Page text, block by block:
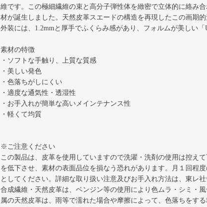
維です。この極細繊維の束と高分子弾性体を緻密で立体的に絡み
材が誕生しました。天然皮革スエードの構造を再現したこの画期
外装には、1.2mmと厚手でふくらみ感があり、フォルムが美しい「
素材の特徴
・ソフトな手触り、上質な質感
・美しい発色
・色落ちがしにくい
・適度な通気性・透湿性
・お手入れが簡単な高いメインテナンス性
・軽くて均質
※ご注意ください
この製品は、皮革を使用していますので洗濯・洗剤の使用は控え
を低下させ、素材の表面品位を損なう恐れがあります。月１回程
としてください。詳細な取り扱い注意及びお手入れ方法は、東レ
合成繊維・天然皮革は、ベンジン等の使用により色ムラ・シミ・
属の天然皮革は、雨等で濡れた場合や摩擦によって、色落ちをす